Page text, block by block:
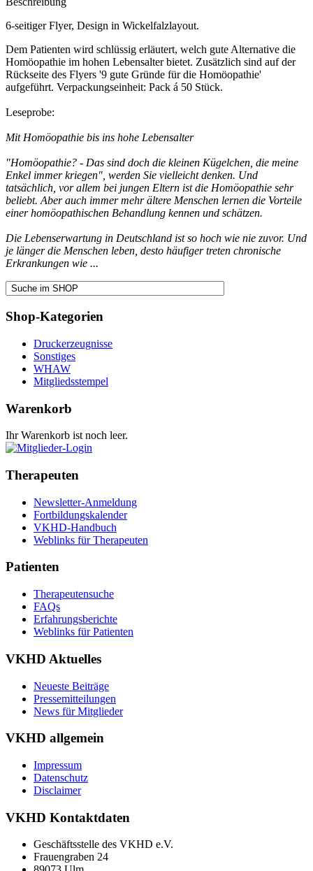
6-seitiger Flyer, Design in Wickelfalzlayout.
Dem Patienten wird schlüssig erläutert, welch gute Alternative die
Homöopathie im hohen Lebensalter bietet. Zusätzlich sind auf der
Rückseite des Flyers '9 gute Gründe für die Homöopathie'
aufgeführt. Verpackungseinheit: Pack á 50 Stück.
Leseprobe:
Mit Homöopathie bis ins hohe Lebensalter
"Homöopathie? - Das sind doch die kleinen Kügelchen, die meine
Enkel immer kriegen", werden Sie vielleicht denken. Und
tatsächlich, vor allem bei jungen Eltern ist die Homöopathie sehr
beliebt. Aber auch immer mehr ältere Menschen lernen die Vorteile
einer homöopathischen Behandlung kennen und schätzen.
Die Lebenserwartung in Deutschland ist so hoch wie nie zuvor. Und
je länger die Menschen leben, desto häufiger treten chronische
Erkrankungen wie ...
Shop-Kategorien
Druckerzeugnisse
Sonstiges
WHAW
Mitgliedsstempel
Warenkorb
Ihr Warenkorb ist noch leer.
Therapeuten
Newsletter-Anmeldung
Fortbildungskalender
VKHD-Handbuch
Weblinks für Therapeuten
Patienten
Therapeutensuche
FAQs
Erfahrungsberichte
Weblinks für Patienten
VKHD Aktuelles
Neueste Beiträge
Pressemitteilungen
News für Mitglieder
VKHD allgemein
Impressum
Datenschutz
Disclaimer
VKHD Kontaktdaten
Geschäftsstelle des VKHD e.V.
Frauengraben 24